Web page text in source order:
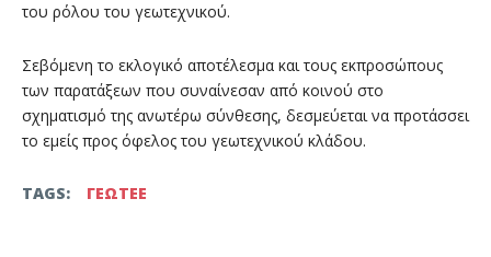
του ρόλου του γεωτεχνικού.
Σεβόμενη το εκλογικό αποτέλεσμα και τους εκπροσώπους
των παρατάξεων που συναίνεσαν από κοινού στο
σχηματισμό της ανωτέρω σύνθεσης, δεσμεύεται να προτάσσει
το εμείς προς όφελος του γεωτεχνικού κλάδου.
TAGS: ΓΕΩΤΕΕ